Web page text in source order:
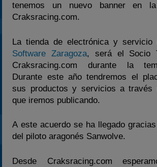
tenemos un nuevo banner en
Craksracing.com.
La tienda de electrónica y servicio
Software Zaragoza, será el Socio
Craksracing.com durante la
Durante este año tendremos el
sus productos y servicios a través
que iremos publicando.
A este acuerdo se ha llegado
del piloto aragonés Sanwolve.
Desde Craksracing.com